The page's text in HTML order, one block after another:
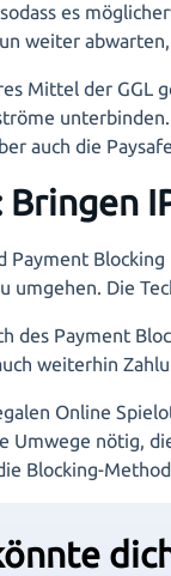
es
weiter
Mittel der GGL
auch die
Bringen
Payment
umgehen. Die
des Payment
weiterhin
Online
Umwege nötig,
Blocking-